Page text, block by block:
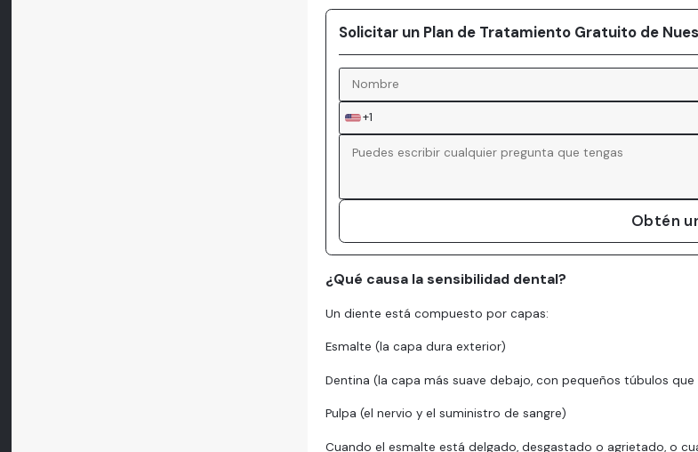
Solicitar un Plan de Tratamiento Gratuito de
+1
Obtén
¿Qué causa la sensibilidad dental?
Un diente está compuesto por capas:
Esmalte (la capa dura exterior)
Dentina (la capa más suave debajo, con pequeños túbulos
Pulpa (el nervio y el suministro de sangre)
Cuando el esmalte está delgado, desgastado o agrietado, o